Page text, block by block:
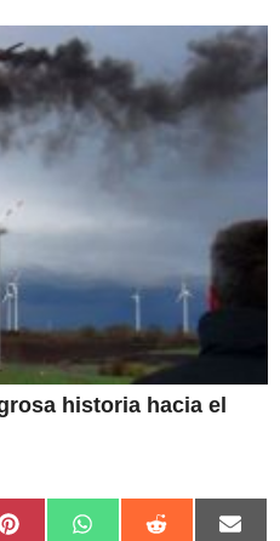
historia hacia el
CompartirCompartirCompartir